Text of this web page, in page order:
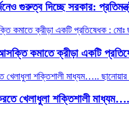
গুরুত্ব দিচ্ছে সরকার:
কমাতে ক্রীড়া একটি
খেলাধুলা শক্তিশালী